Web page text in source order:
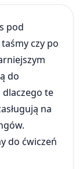
pod
czy po
do
dlaczego te
na
do ćwiczeń